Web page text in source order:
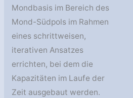
Mondbasis im Bereich des
Mond-Südpols im Rahmen
eines schrittweisen,
iterativen Ansatzes
errichten, bei dem die
Kapazitäten im Laufe der
Zeit ausgebaut werden.